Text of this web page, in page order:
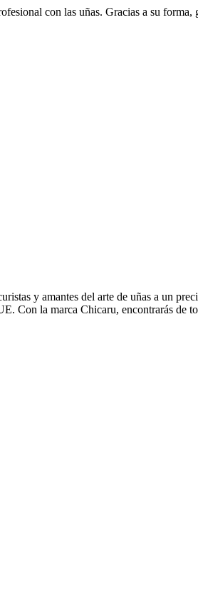
con las uñas. Gracias a su
y amantes del arte de uñas a un
Con la marca Chicaru, encontrarás de